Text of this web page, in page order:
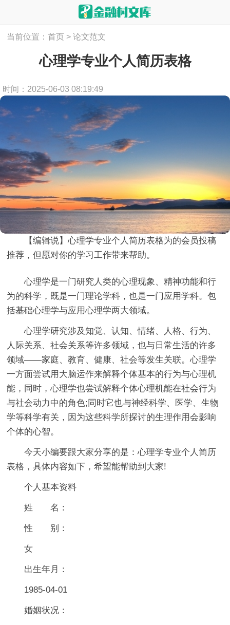
当前位置：首页 > 论文范文
心理学专业个人简历表格
时间：2025-06-03 08:19:49
【编辑说】心理学专业个人简历表格为的会员投稿
推荐，但愿对你的学习工作带来帮助。
心理学是一门研究人类的心理现象、精神功能和行
为的科学，既是一门理论学科，也是一门应用学科。包
括基础心理学与应用心理学两大领域。
心理学研究涉及知觉、认知、情绪、人格、行为、
人际关系、社会关系等许多领域，也与日常生活的许多
领域——家庭、教育、健康、社会等发生关联。心理学
一方面尝试用大脑运作来解释个体基本的行为与心理机
能，同时，心理学也尝试解释个体心理机能在社会行为
与社会动力中的角色;同时它也与神经科学、医学、生物
学等科学有关，因为这些科学所探讨的生理作用会影响
个体的心智。
今天小编要跟大家分享的是：心理学专业个人简历
表格，具体内容如下，希望能帮助到大家!
个人基本资料
姓 名：
性 别：
女
出生年月：
1985-04-01
婚姻状况：